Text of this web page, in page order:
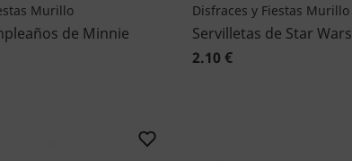
Murillo
de Minnie
Disfraces y Fiestas Murillo
Servilletas de Star Wars
2.10 €